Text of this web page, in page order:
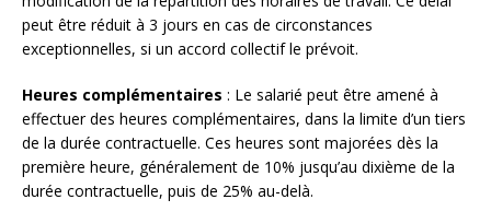
peut être réduit à 3 jours en cas de circonstances
exceptionnelles, si un accord collectif le prévoit.
Heures complémentaires : Le salarié peut être amené à
effectuer des heures complémentaires, dans la limite d’un tiers
de la durée contractuelle. Ces heures sont majorées dès la
première heure, généralement de 10% jusqu’au dixième de la
durée contractuelle, puis de 25% au-delà.